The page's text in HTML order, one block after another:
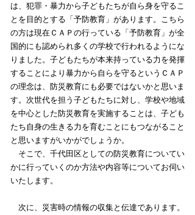
は、犯罪・暴力から子どもたちが自ら身を守るこ
とを目的とする「予防教育」があります。こちら
の方は現在ＣＡＰの行っている「予防教育」が全
国的にも認められ多くの学校で行われるようにな
りました。子どもたちが本来持っている力を発揮
することにより暴力から自らを守るというＣＡＰ
の理念は、防災教育にも必要ではないかと思いま
す。次世代を担う子どもたちに対し、学校や地域
を中心とした防災教育を実施することは、子ども
たち自身の生きる力を育むことにもつながること
と思いますがいかがでしょうか。
そこで、千代田区としての防災教育についてい
かに行っていくのか方法や内容等についてお伺い
いたします。
次に、災害時の情報の収集と伝達であります。